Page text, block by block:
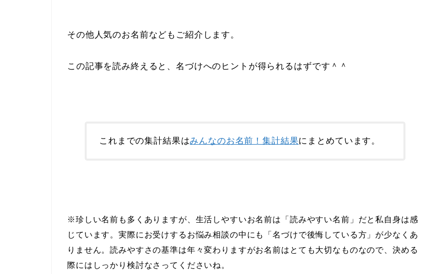
その他人気のお名前などもご紹介します。
この記事を読み終えると、名づけへのヒントが得られるはずです＾＾
これまでの集計結果はみんなのお名前！集計結果にまとめています。
※珍しい名前も多くありますが、生活しやすいお名前は「読みやすい名前」だと私自身は感
じています。実際にお受けするお悩み相談の中にも「名づけで後悔している方」が少なくあ
りません。読みやすさの基準は年々変わりますがお名前はとても大切なものなので、決める
際にはしっかり検討なさってくださいね。